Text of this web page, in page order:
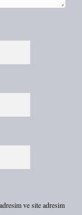
ve site adresim